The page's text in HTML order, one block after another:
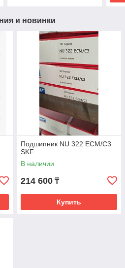
и новинки
Подшипник NU 322 ECM/C3
SKF
В наличии
214 600 ₸
Купить